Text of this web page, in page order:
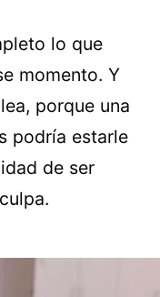
lo que
momento. Y
porque una
podría estarle
de ser